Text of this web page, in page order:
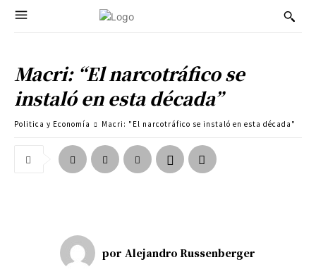
Macri: “El narcotráfico se
instaló en esta década”
Politica y Economía Macri: "El narcotráfico se instaló en esta década"
por Alejandro Russenberger